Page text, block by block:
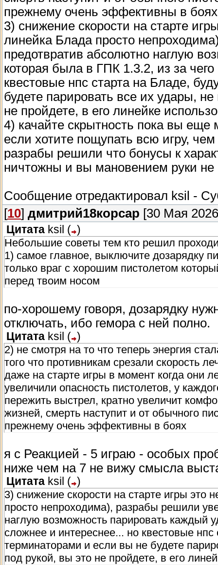
прежнему очень эффективны в боях
3) снижение скорости на старте
линейка Блада просто
предотвратив абсолютно наглую
которая была в ГПК 1.3.2, из за
квестовые нпс старта на Бладе,
будете парировать все их удары,
не пройдете, в его линейке
4) качайте скрытность пока вы
если хотите пощупать всю игру,
разрабы решили что бонусы к
ничтожны и вы мановением руки не
Сообщение отредактировал ksil -
[10] дмитрий18корсар [30 Мая
Цитата ksil ( )
Небольшие советы тем кто решил
1) самое главное, выключите дозарядку
только враг с хорошим пистолетом
перед твоим носом
по-хорошему говоря, дозарядку
отключать, ибо гемора с ней полно.
Цитата ksil ( )
2) не смотря на то что теперь энергия
того что противникам срезали скорость
даже на старте игры в момент когда они
увеличили опасность пистолетов, у
пережить выстрел, кратно увеличит
жизней, смерть наступит и от обычного
прежнему очень эффективны в боях
я с Реакцией - 5 играю - особых
ниже чем на 7 не вижу смысла
Цитата ksil ( )
3) снижение скорости на старте игры это
просто непроходима), разрабы решили
наглую возможность парировать каждый
сложнее и интереснее... но квестовые
терминаторами и если вы не будете
под рукой, вы это не пройдете, в его